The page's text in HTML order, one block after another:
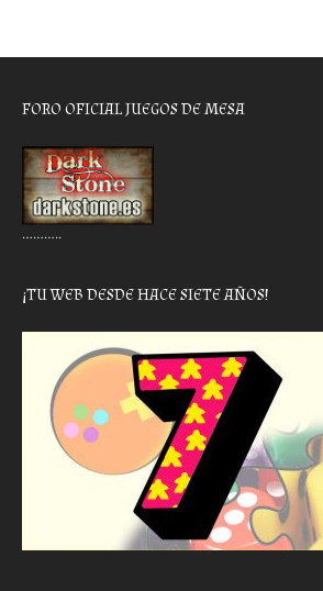
FORO OFICIAL JUEGOS DE MESA
………..
¡TU WEB DESDE HACE SIETE AÑOS!